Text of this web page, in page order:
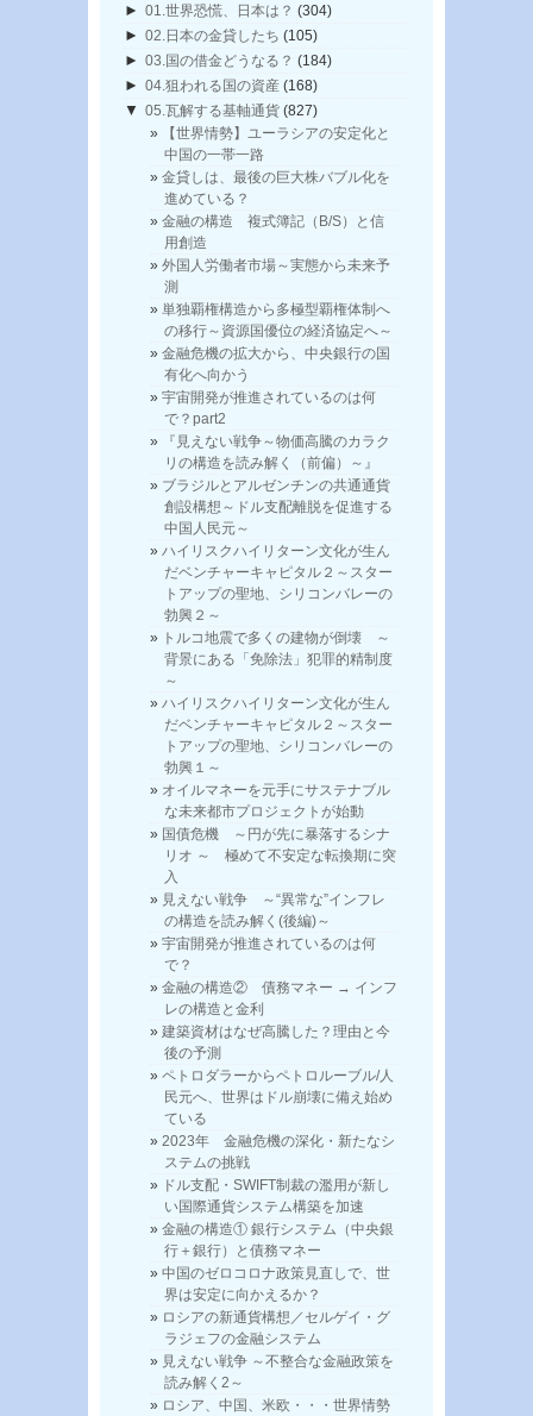
► 01.世界恐慌、日本は？ (304)
► 02.日本の金貸したち (105)
► 03.国の借金どうなる？ (184)
► 04.狙われる国の資産 (168)
▼ 05.瓦解する基軸通貨 (827)
【世界情勢】ユーラシアの安定化と
中国の一帯一路
金貸しは、最後の巨大株バブル化を
進めている？
金融の構造 複式簿記（B/S）と信
用創造
外国人労働者市場～実態から未来予
測
単独覇権構造から多極型覇権体制へ
の移行～資源国優位の経済協定へ～
金融危機の拡大から、中央銀行の国
有化へ向かう
宇宙開発が推進されているのは何
で？part2
『見えない戦争～物価高騰のカラク
リの構造を読み解く（前偏）～』
ブラジルとアルゼンチンの共通通貨
創設構想～ドル支配離脱を促進する
中国人民元～
ハイリスクハイリターン文化が生ん
だベンチャーキャピタル２～スター
トアップの聖地、シリコンバレーの
勃興２～
トルコ地震で多くの建物が倒壊 ～
背景にある「免除法」犯罪的精制度
～
ハイリスクハイリターン文化が生ん
だベンチャーキャピタル２～スター
トアップの聖地、シリコンバレーの
勃興１～
オイルマネーを元手にサステナブル
な未来都市プロジェクトが始動
国債危機 ～円が先に暴落するシナ
リオ ～ 極めて不安定な転換期に突
入
見えない戦争 ～“異常な”インフレ
の構造を読み解く(後編)～
宇宙開発が推進されているのは何
で？
金融の構造② 債務マネー → インフ
レの構造と金利
建築資材はなぜ高騰した？理由と今
後の予測
ペトロダラーからペトロルーブル/人
民元へ、世界はドル崩壊に備え始め
ている
2023年 金融危機の深化・新たなシ
ステムの挑戦
ドル支配・SWIFT制裁の濫用が新し
い国際通貨システム構築を加速
金融の構造① 銀行システム（中央銀
行＋銀行）と債務マネー
中国のゼロコロナ政策見直しで、世
界は安定に向かえるか？
ロシアの新通貨構想／セルゲイ・グ
ラジェフの金融システム
見えない戦争 ～不整合な金融政策を
読み解く2～
ロシア、中国、米欧・・・世界情勢